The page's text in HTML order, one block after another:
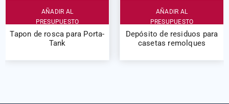
AÑADIR AL
PRESUPUESTO
Tapon de rosca para Porta-
Tank
AÑADIR AL
PRESUPUESTO
Depósito de residuos para
casetas remolques